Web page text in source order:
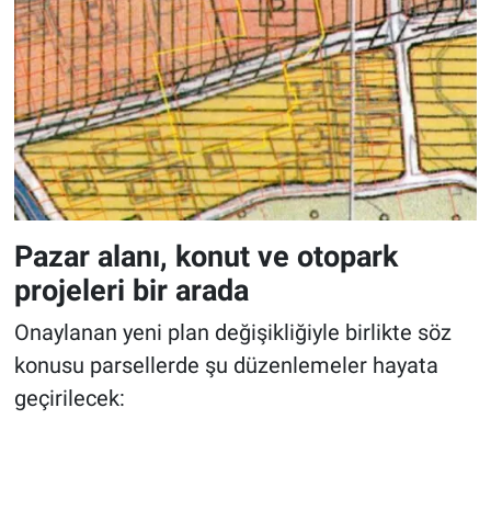
Pazar alanı, konut ve otopark
projeleri bir arada
Onaylanan yeni plan değişikliğiyle birlikte söz
konusu parsellerde şu düzenlemeler hayata
geçirilecek: